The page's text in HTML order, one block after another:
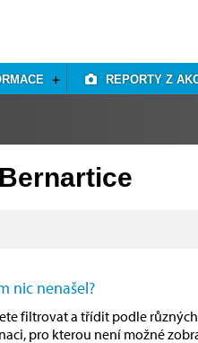
REPORTY Z
nic nenašel?
filtrovat a třídit podle
pro kterou není možné